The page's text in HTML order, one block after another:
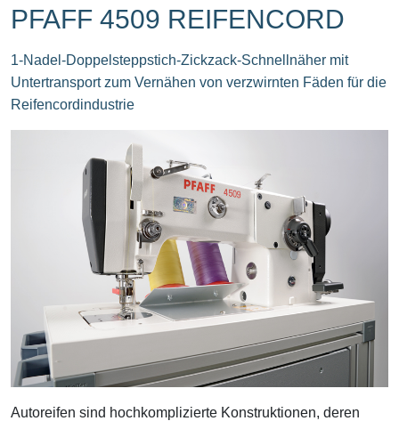
PFAFF 4509 REIFENCORD
1-Nadel-Doppelsteppstich-Zickzack-Schnellnäher mit
Untertransport zum Vernähen von verzwirnten Fäden für die
Reifencordindustrie
Autoreifen sind hochkomplizierte Konstruktionen, deren